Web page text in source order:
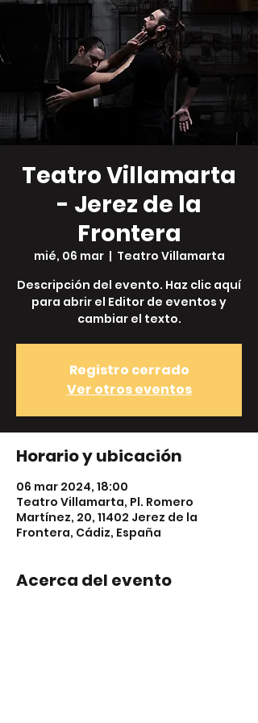
Teatro Villamarta
- Jerez de la
Frontera
mié, 06 mar
  |
Teatro Villamarta
Descripción del evento. Haz clic aquí
para abrir el Editor de eventos y
cambiar el texto.
Registro cerrado
Ver otros eventos
Horario y ubicación
06 mar 2024, 18:00
Teatro Villamarta, Pl. Romero
Martínez, 20, 11402 Jerez de la
Frontera, Cádiz, España
Acerca del evento